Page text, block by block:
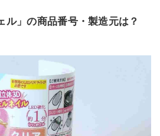
ル」の商品番号・製造元は？